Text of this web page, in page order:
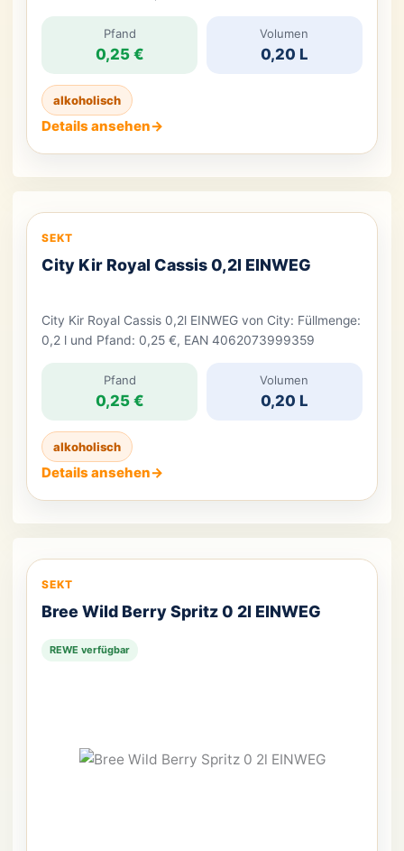
Pfand
0,25 €
Volumen
0,20 L
alkoholisch
Details ansehen→
SEKT
City Kir Royal Cassis 0,2l EINWEG
City Kir Royal Cassis 0,2l EINWEG von City: Füllmenge:
0,2 l und Pfand: 0,25 €, EAN 4062073999359
Pfand
0,25 €
Volumen
0,20 L
alkoholisch
Details ansehen→
SEKT
Bree Wild Berry Spritz 0 2l EINWEG
REWE verfügbar